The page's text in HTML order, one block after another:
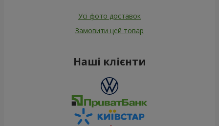
Усі фото доставок
Замовити цей товар
Наші клієнти